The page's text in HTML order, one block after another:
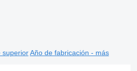
superior Año de fabricación - más